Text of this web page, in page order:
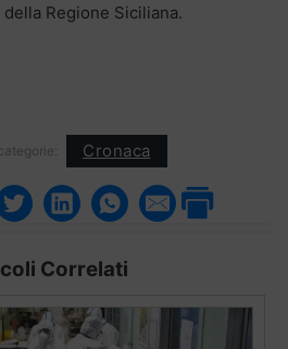
Regione Siciliana.
Cronaca
Correlati